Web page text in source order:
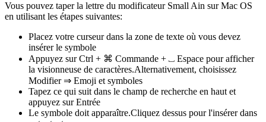
Vous pouvez taper la lettre du modificateur Small Ain sur Mac OS
en utilisant les étapes suivantes:
Placez votre curseur dans la zone de texte où vous devez
insérer le symbole
Appuyez sur Ctrl + ⌘ Commande + ⎵ Espace pour afficher
la visionneuse de caractères.Alternativement, choisissez
Modifier ⇒ Emoji et symboles
Tapez ce qui suit dans le champ de recherche en haut et
appuyez sur Entrée
Le symbole doit apparaître.Cliquez dessus pour l'insérer dans